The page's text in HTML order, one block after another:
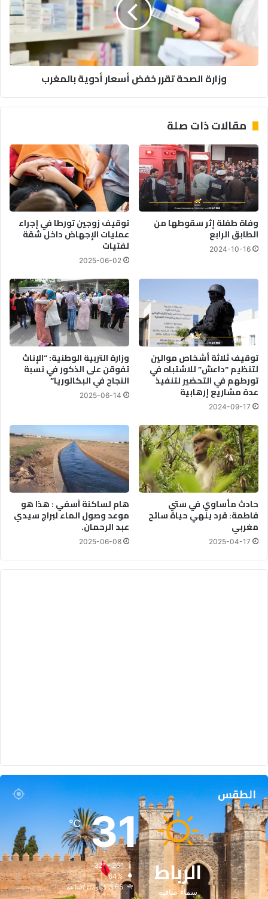
أدوية
بالمغرب
وزارة الصحة تقرر خفض أسعار أدوية بالمغرب
مقالات ذات صلة
وفاة طفلة إثر سقوطها من
الطابق الرابع
2024-10-16
توقيف زوجين تورطا في إجراء
عمليات الإجهاض داخل شقة
لفتيات
2025-06-02
توقيف ثلاثة أشخاص موالين
لتنظيم “داعش” للاشتباه في
تورطهم في التحضير لتنفيذ
عدة مشاريع إرهابية
2024-09-17
وزارة التربية الوطنية: “الإناث
تفوقن على الذكور في نسبة
النجاح في البكالوريا”
2025-06-14
حادث مأساوي في ستي
فاطمة: قرد ينهي حياة سائح
مغربي
2025-04-17
هام لساكنة آسفي : هذا هو
موعد وصول الماء لبراج سيدي
عبد الرحمان.
2025-06-08
الطقس
الرباط
سماء صافية
31
℃
32º - 26º
64%
3.65 كيلومتر/ساعة